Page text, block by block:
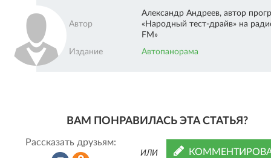
Автор
Александр Андреев, автор
«Народный тест-драйв» на
FM»
Издание
Автопанорама
ВАМ ПОНРАВИЛАСЬ ЭТА СТАТЬЯ?
Рассказать друзьям:
ИЛИ